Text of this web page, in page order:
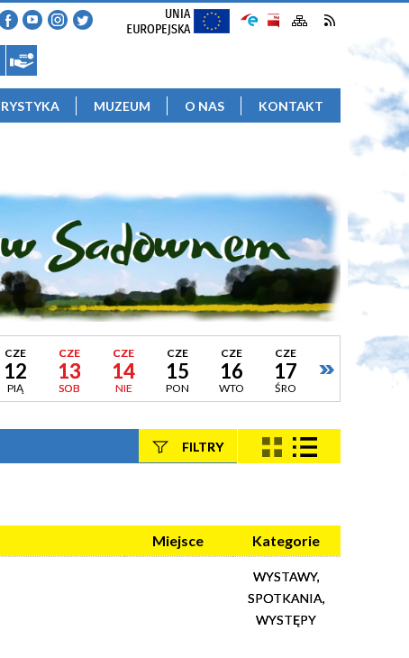
MUZEUM O NAS KONTAKT
CZE
12
PIĄ
CZE
13
SOB
CZE
14
NIE
CZE
15
PON
CZE
16
WTO
CZE
17
ŚRO
FILTRY
Kategoria
Miejsce Kategorie
WYSTAWY,
SPOTKANIA,
WYSTĘPY